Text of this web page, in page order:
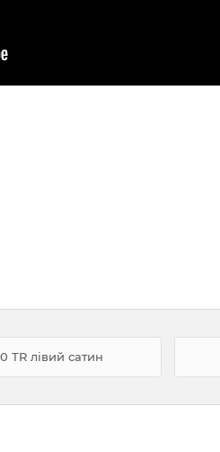
ТR лівий сатин